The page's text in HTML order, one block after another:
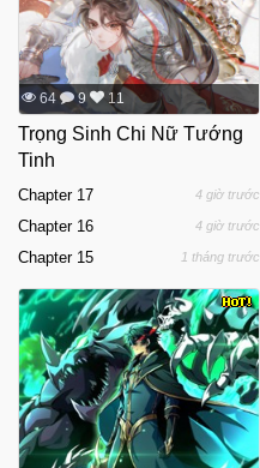
64 9 11
Trọng Sinh Chi Nữ Tướng
Tinh
Chapter 17 4 giờ trước
Chapter 16 4 giờ trước
Chapter 15 1 tháng trước